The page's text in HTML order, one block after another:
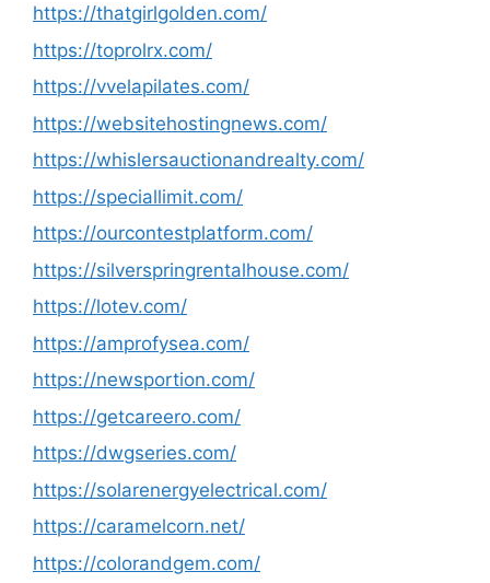
https://thatgirlgolden.com/
https://toprolrx.com/
https://vvelapilates.com/
https://websitehostingnews.com/
https://whislersauctionandrealty.com/
https://speciallimit.com/
https://ourcontestplatform.com/
https://silverspringrentalhouse.com/
https://lotev.com/
https://amprofysea.com/
https://newsportion.com/
https://getcareero.com/
https://dwgseries.com/
https://solarenergyelectrical.com/
https://caramelcorn.net/
https://colorandgem.com/